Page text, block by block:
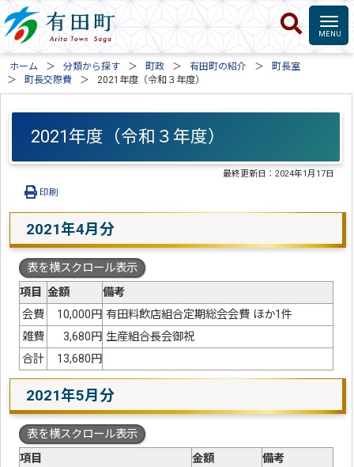
ホーム 分類から探す 町政 有田町の紹介
町長室
町長交際費
2021年度（令和３年度）
2021年度（令和３年度）
最終更新日：2024年1月17日
印刷
2021年4月分
表を横スクロール表示
項目 金額
備考
会費
10,000円 有田料飲店組合定期総会会費 ほか1件
雑費
3,680円 生産組合長会御祝
合計
13,680円
2021年5月分
表を横スクロール表示
項目
金額
備考